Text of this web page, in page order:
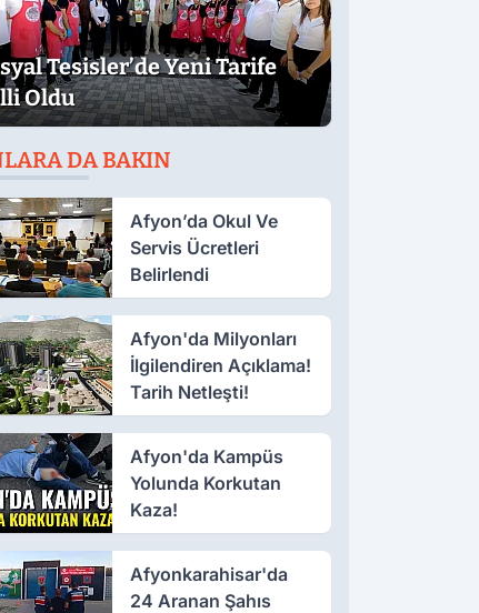
Tesisler’de Yeni Tarife
Oldu
DA BAKIN
Afyon’da Okul Ve
Servis Ücretleri
Belirlendi
Afyon'da Milyonları
İlgilendiren Açıklama!
Tarih Netleşti!
Afyon'da Kampüs
Yolunda Korkutan
Kaza!
Afyonkarahisar'da
24 Aranan Şahıs